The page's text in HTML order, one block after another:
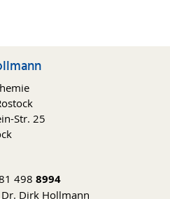
Str. 25
498 8994
Dr. Dirk Hollmann